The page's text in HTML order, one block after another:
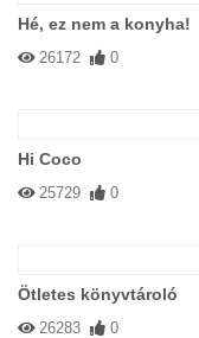
Hé, ez nem a konyha!
26172 0
Hi Coco
25729 0
Ötletes könyvtároló
26283 0